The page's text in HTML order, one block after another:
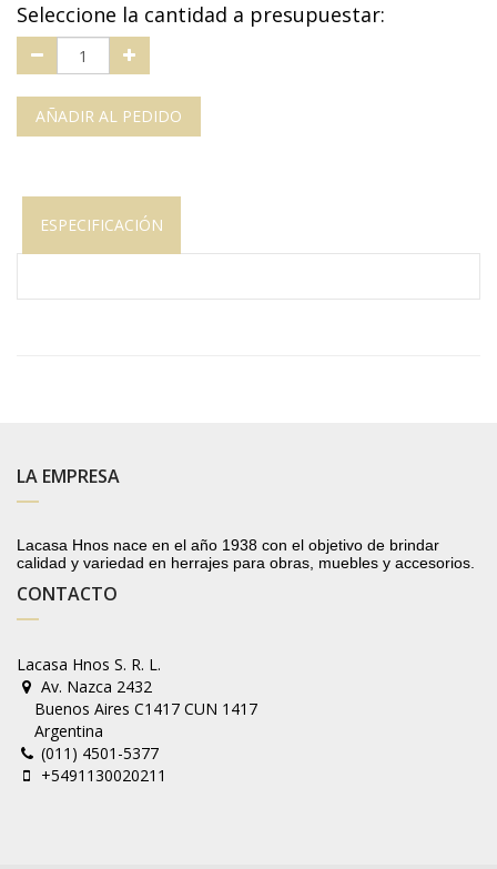
Seleccione la cantidad a presupuestar:
AÑADIR AL PEDIDO
ESPECIFICACIÓN
LA EMPRESA
Lacasa Hnos nace en el año 1938 con el objetivo de brindar
calidad y variedad en herrajes para obras, muebles y accesorios.
CONTACTO
Lacasa Hnos S. R. L.
Av. Nazca 2432
Buenos Aires C1417 CUN 1417
Argentina
(011) 4501-5377
+5491130020211